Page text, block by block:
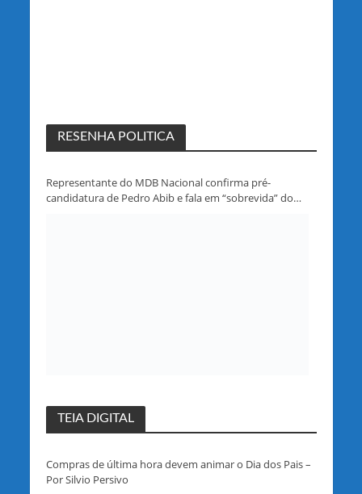
RESENHA POLITICA
Representante do MDB Nacional confirma pré-
candidatura de Pedro Abib e fala em “sobrevida” do
TEIA DIGITAL
Compras de última hora devem animar o Dia dos Pais –
Por Silvio Persivo